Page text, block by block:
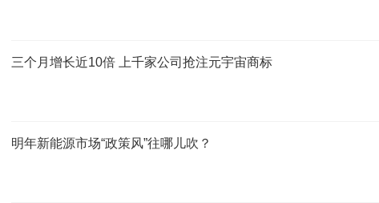
三个月增长近10倍 上千家公司抢注元宇宙商标
明年新能源市场“政策风”往哪儿吹？